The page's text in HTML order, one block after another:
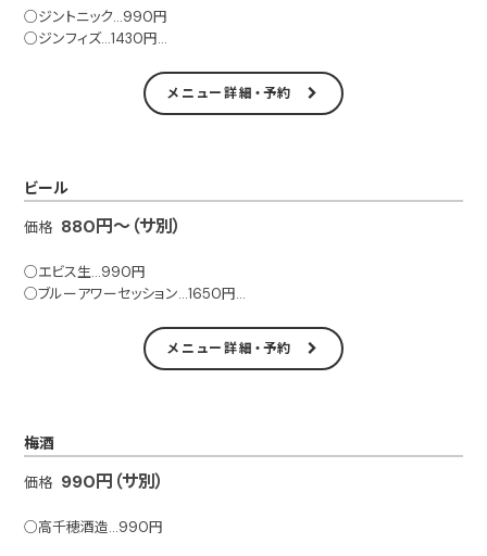
○ジントニック…990円
○ジンフィズ…1430円
○ギムレット…1650円
○ダイキリ…1650円
○ピーチオレンジ…1650円
○青りんごグレープ…1650円
○バナナミルク…1100円
○シーブリーズ…1320円
※サービス料（5％）別
メニュー詳細・予約
ビール
価格 880円～（サ別）
○エビス生…990円
○ブルーアワーセッション…1650円
○ニュートン りんごのBeer…1650円
○ノンアルコールBeer…880円
メニュー詳細・予約
梅酒
価格 990円（サ別）
○高千穂酒造…990円